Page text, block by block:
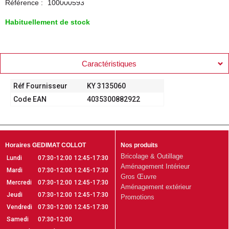
Référence : 100000593
Habituellement de stock
Caractéristiques
Réf Fournisseur
KY 3135060
Code EAN
4035300882922
Horaires GEDIMAT COLLOT
Lundi
07:30-12:00 12:45-17:30
Mardi
07:30-12:00 12:45-17:30
Mercredi
07:30-12:00 12:45-17:30
Jeudi
07:30-12:00 12:45-17:30
Vendredi
07:30-12:00 12:45-17:30
Samedi
07:30-12:00
Nos produits
Bricolage & Outillage
Aménagement Intérieur
Gros Œuvre
Aménagement extérieur
Promotions